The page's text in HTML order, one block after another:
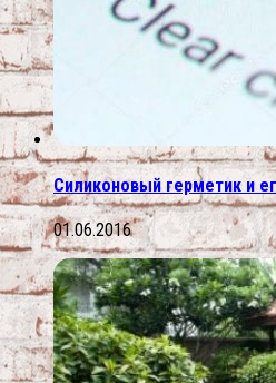
Силиконовый герметик и
01.06.2016